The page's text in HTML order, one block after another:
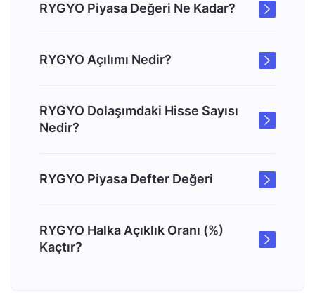
RYGYO Piyasa Değeri Ne Kadar?
RYGYO Açılımı Nedir?
RYGYO Dolaşımdaki Hisse Sayısı
Nedir?
RYGYO Piyasa Defter Değeri
RYGYO Halka Açıklık Oranı (%)
Kaçtır?